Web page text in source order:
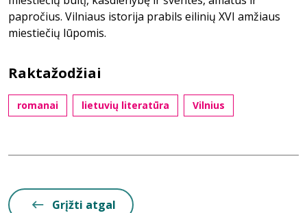
papročius. Vilniaus istorija prabils eilinių XVI amžiaus
miestiečių lūpomis.
Raktažodžiai
romanai lietuvių literatūra Vilnius
Grįžti atgal